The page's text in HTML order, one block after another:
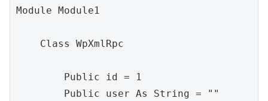
Module Module1
    Class WpXmlRpc
        Public id = 1
        Public user As String = ""